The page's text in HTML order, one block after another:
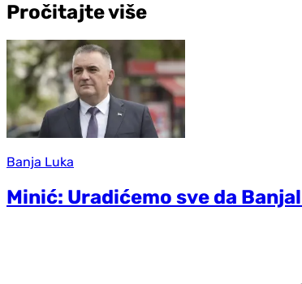
Pročitajte više
Banja Luka
Minić: Uradićemo sve da